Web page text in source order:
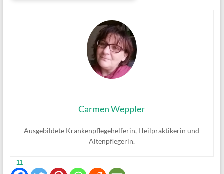
Carmen Weppler
Ausgebildete Krankenpflegehelferin, Heilpraktikerin und
Altenpflegerin.
11